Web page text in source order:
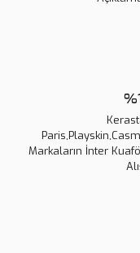
Markaların İnter